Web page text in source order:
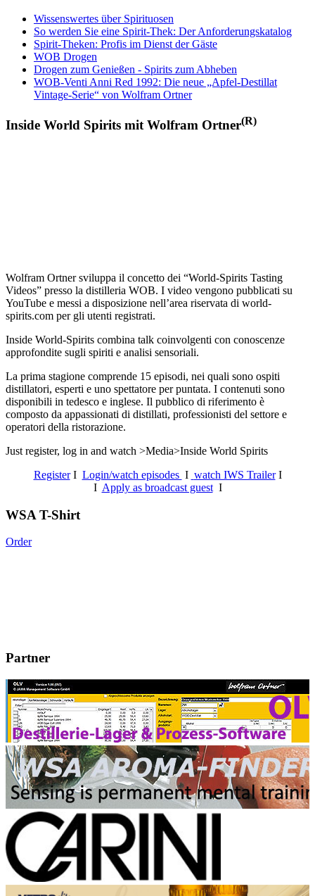
Wissenswertes über Spirituosen
So werden Sie eine Spirit-Thek: Der Anforderungskatalog
Spirit-Theken: Profis im Dienst der Gäste
WOB Drogen
Drogen zum Genießen - Spirits zum Abheben
WOB-Venti Anni Red 1992: Die neue „Apfel-Destillat
Vintage-Serie“ von Wolfram Ortner
Inside World Spirits mit Wolfram Ortner(R)
Wolfram Ortner sviluppa il concetto dei “World-Spirits Tasting
Videos” presso la distilleria WOB. I video vengono pubblicati su
YouTube e messi a disposizione nell’area riservata di world-
spirits.com per gli utenti registrati.
Inside World-Spirits combina talk coinvolgenti con conoscenze
approfondite sugli spiriti e analisi sensoriali.
La prima stagione comprende 15 episodi, nei quali sono ospiti
distillatori, esperti e uno spettatore per puntata. I contenuti sono
disponibili in tedesco e inglese. Il pubblico di riferimento è
composto da appassionati di distillati, professionisti del settore e
operatori della ristorazione.
Just register, log in and watch >Media>Inside World Spirits
RegisterI Login/watch episodes I watch IWS TrailerI
I Apply as broadcast guestI
WSA T-Shirt
Order
Partner